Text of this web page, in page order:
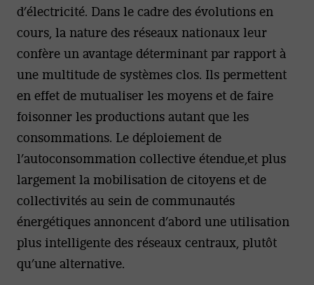
d’électricité. Dans le cadre des évolutions en
cours, la nature des réseaux nationaux leur
confère un avantage déterminant par rapport à
une multitude de systèmes clos. Ils permettent
en effet de mutualiser les moyens et de faire
foisonner les productions autant que les
consommations. Le déploiement de
l’autoconsommation collective étendue,et plus
largement la mobilisation de citoyens et de
collectivités au sein de communautés
énergétiques annoncent d’abord une utilisation
plus intelligente des réseaux centraux, plutôt
qu’une alternative.